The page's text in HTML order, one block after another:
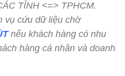
TỈNH <=> TPHCM.
vụ cứu dữ liệu chờ
nếu khách hàng có nhu
hàng cá nhân và doanh